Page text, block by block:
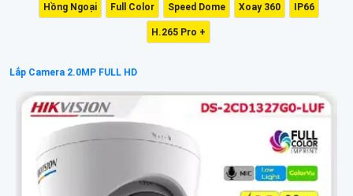
Hồng Ngoại Full Color Speed Dome Xoay 360 IP66
H.265 Pro +
Lắp Camera 2.0MP FULL HD